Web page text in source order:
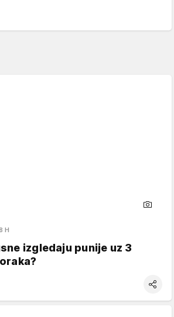
H
izgledaju punije uz 3